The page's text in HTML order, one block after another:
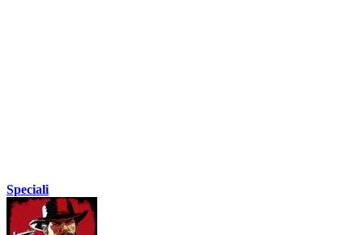
Speciali